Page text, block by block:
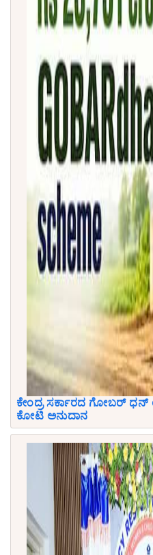
ಕೇಂದ್ರ ಸರ್ಕಾರದ ಗೋಬರ್
ಕೋಟಿ ಅನುದಾನ